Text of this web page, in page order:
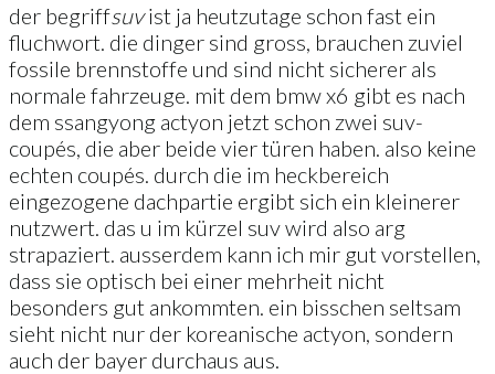
der begriffsuvist ja heutzutage schon fast ein
fluchwort. die dinger sind gross, brauchen zuviel
fossile brennstoffe und sind nicht sicherer als
normale fahrzeuge. mit dem bmw x6 gibt es nach
dem ssangyong actyon jetzt schon zwei suv-
coupés, die aber beide vier türen haben. also keine
echten coupés. durch die im heckbereich
eingezogene dachpartie ergibt sich ein kleinerer
nutzwert. das u im kürzel suv wird also arg
strapaziert. ausserdem kann ich mir gut vorstellen,
dass sie optisch bei einer mehrheit nicht
besonders gut ankommten. ein bisschen seltsam
sieht nicht nur der koreanische actyon, sondern
auch der bayer durchaus aus.